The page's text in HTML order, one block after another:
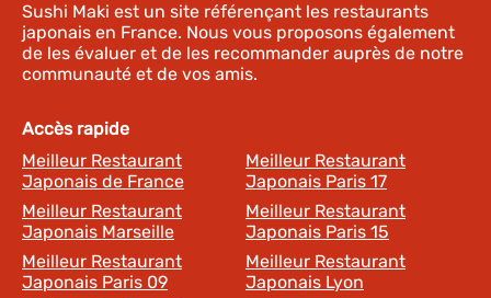
Sushi Maki est un site référençant les restaurants
japonais en France. Nous vous proposons également
de les évaluer et de les recommander auprès de notre
communauté et de vos amis.
Accès rapide
Meilleur Restaurant
Japonais de France
Meilleur Restaurant
Japonais Paris 17
Meilleur Restaurant
Japonais Marseille
Meilleur Restaurant
Japonais Paris 15
Meilleur Restaurant
Japonais Paris 09
Meilleur Restaurant
Japonais Lyon